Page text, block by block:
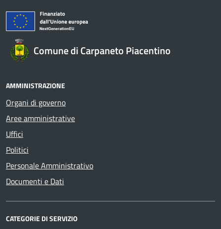
Comune di Carpaneto Piacentino
AMMINISTRAZIONE
Organi di governo
Aree amministrative
Uffici
Politici
Personale Amministrativo
Documenti e Dati
CATEGORIE DI SERVIZIO